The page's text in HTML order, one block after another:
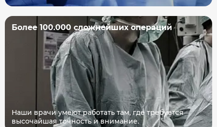
Более 100.000 сложнейших операций
Наши врачи умеют работать там, где требуется
высочайшая точность и внимание.